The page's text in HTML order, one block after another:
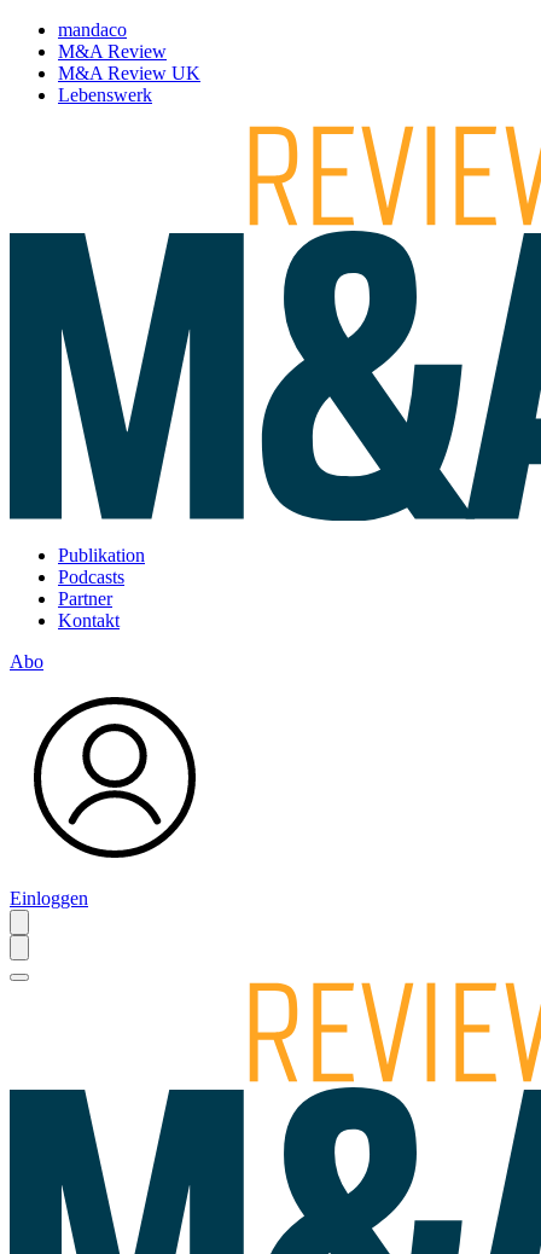
mandaco
M&A Review
M&A Review UK
Lebenswerk
Publikation
Podcasts
Partner
Kontakt
Abo
Einloggen